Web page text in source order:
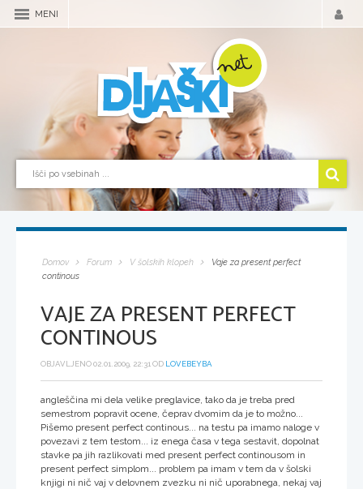
MENI
Domov Forum V šolskih klopeh
Vaje za present perfect
continous
VAJE ZA PRESENT PERFECT
CONTINOUS
OBJAVLJENO 02.01.2009, 22:31 OD LOVEBEYBA
angleščina mi dela velike preglavice, tako da je treba pred
semestrom popravit ocene, čeprav dvomim da je to možno...
Pišemo present perfect continous... na testu pa imamo naloge v
povezavi z tem testom... iz enega časa v tega sestavit, dopolnat
stavke pa jih razlikovati med present perfect continousom in
present perfect simplom... problem pa imam v tem da v šolski
knjigi ni nič vaj v delovnem zvezku ni nič uporabnega, nekaj vaj